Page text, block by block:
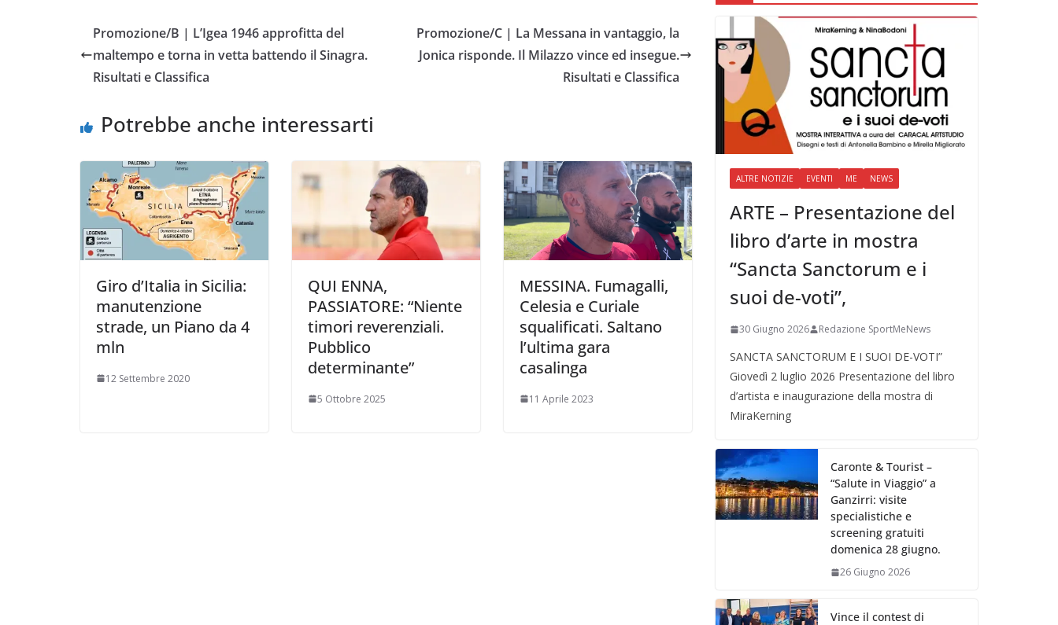
o
k
e
s
A
Promozione/B | L’Igea 1946 approfitta del
maltempo e torna in vetta battendo il Sinagra.
Risultati e Classifica
Promozione/C | La Messana in vantaggio, la
Jonica risponde. Il Milazzo vince ed insegue.
Risultati e Classifica
Potrebbe anche interessarti
Giro d’Italia in Sicilia:
manutenzione
strade, un Piano da 4
mln
12 Settembre 2020
QUI ENNA,
PASSIATORE: “Niente
timori reverenziali.
Pubblico
determinante”
5 Ottobre 2025
MESSINA. Fumagalli,
Celesia e Curiale
squalificati. Saltano
l’ultima gara
casalinga
11 Aprile 2023
ALTRE NOTIZIE EVENTI ME NEWS
ARTE – Presentazione del
libro d’arte in mostra
“Sancta Sanctorum e i
suoi de-voti”,
30 Giugno 2026 Redazione SportMeNews
SANCTA SANCTORUM E I SUOI DE-VOTI”
Giovedì 2 luglio 2026 Presentazione del libro
d’artista e inaugurazione della mostra di
MiraKerning
Caronte & Tourist –
“Salute in Viaggio” a
Ganzirri: visite
specialistiche e
screening gratuiti
domenica 28 giugno.
26 Giugno 2026
Vince il contest di